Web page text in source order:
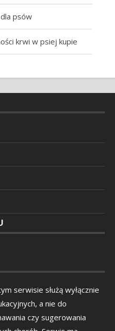
psów
krwi w psiej kupie
serwisie służą wyłącznie
a nie do
czy sugerowania